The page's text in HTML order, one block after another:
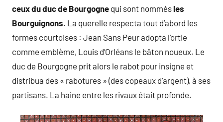
ceux du duc de Bourgogne qui sont nommésles
Bourguignons. La querelle respecta tout d’abord les
formes courtoises : Jean Sans Peur adopta l’ortie
comme emblème, Louis d’Orléans le bâton noueux. Le
duc de Bourgogne prit alors le rabot pour insigne et
distribua des « rabotures » (des copeaux d’argent), à ses
partisans. La haine entre les rivaux était profonde.